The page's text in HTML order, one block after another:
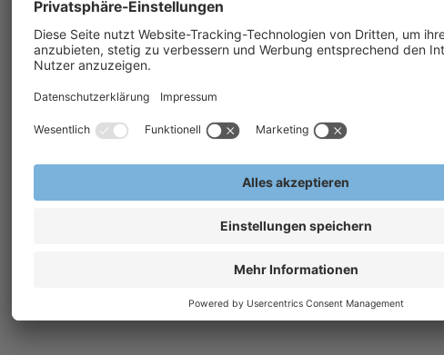
Chemikalienschutzhandschuh
833
MaxiChem® 76-833
7,80 €
Exkl.19% Steuern, exkl.
Versandkosten